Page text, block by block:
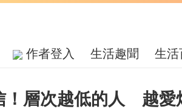
作者登入 生活趣聞 生活
！層次越低的人 越愛